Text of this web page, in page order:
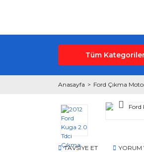
Tüm
Anasayfa Ford Çıkma
TAVSİYE ET YORUM